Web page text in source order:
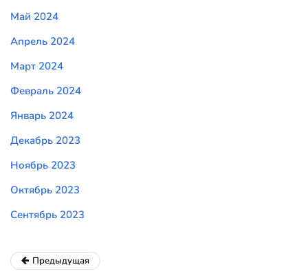
Май 2024
Апрель 2024
Март 2024
Февраль 2024
Январь 2024
Декабрь 2023
Ноябрь 2023
Октябрь 2023
Сентябрь 2023
Предыдущая